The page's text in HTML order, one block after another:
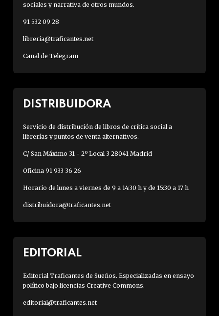
sociales y narrativa de otros mundos.
91 532 09 28
libreria@traficantes.net
Canal de Telegram
DISTRIBUIDORA
Servicio de distribución de libros de crítica social a
librerías y puntos de venta alternativos.
C/ San Máximo 31 - 2º Local 3 28041 Madrid
Oficina 91 933 36 26
Horario de lunes a viernes de 9 a 14:30 h y de 15:30 a 17 h
distribuidora@traficantes.net
EDITORIAL
Editorial Traficantes de Sueños. Especializadas en ensayo
político bajo licencias Creative Commons.
editorial@traficantes.net